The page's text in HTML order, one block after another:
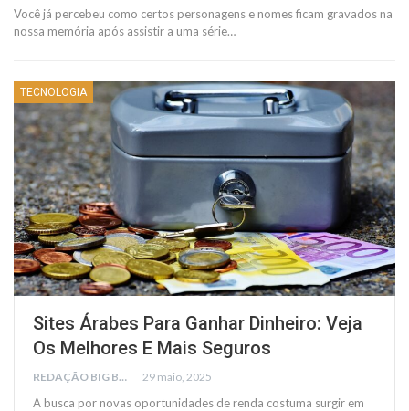
Você já percebeu como certos personagens e nomes ficam gravados na
nossa memória após assistir a uma série…
TECNOLOGIA
Sites Árabes Para Ganhar Dinheiro: Veja
Os Melhores E Mais Seguros
REDAÇÃO BIG BUSCA 29 maio, 2025
A busca por novas oportunidades de renda costuma surgir em